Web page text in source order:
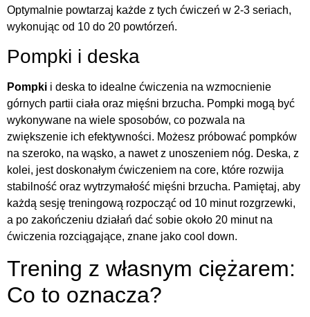
Optymalnie powtarzaj każde z tych ćwiczeń w 2-3 seriach,
wykonując od 10 do 20 powtórzeń.
Pompki i deska
Pompki i deska to idealne ćwiczenia na wzmocnienie
górnych partii ciała oraz mięśni brzucha. Pompki mogą być
wykonywane na wiele sposobów, co pozwala na
zwiększenie ich efektywności. Możesz próbować pompków
na szeroko, na wąsko, a nawet z unoszeniem nóg. Deska, z
kolei, jest doskonałym ćwiczeniem na core, które rozwija
stabilność oraz wytrzymałość mięśni brzucha. Pamiętaj, aby
każdą sesję treningową rozpocząć od 10 minut rozgrzewki,
a po zakończeniu działań dać sobie około 20 minut na
ćwiczenia rozciągające, znane jako cool down.
Trening z własnym ciężarem:
Co to oznacza?